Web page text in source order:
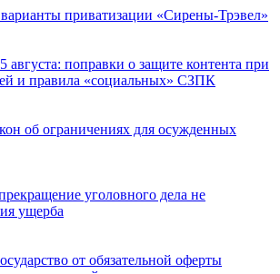
приватизации «Сирены-Трэвел»
августа: поправки о защите контента при
и правила «социальных» СЗПК
об ограничениях для осужденных
уголовного дела не
ущерба
от обязательной оферты